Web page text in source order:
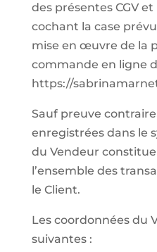
des présentes CGV
cochant la case
mise en œuvre de la
commande en ligne
https://
Sauf preuve
enregistrées dans le
du Vendeur
l’ensemble des
le Client.
Les coordonnées du
suivantes :